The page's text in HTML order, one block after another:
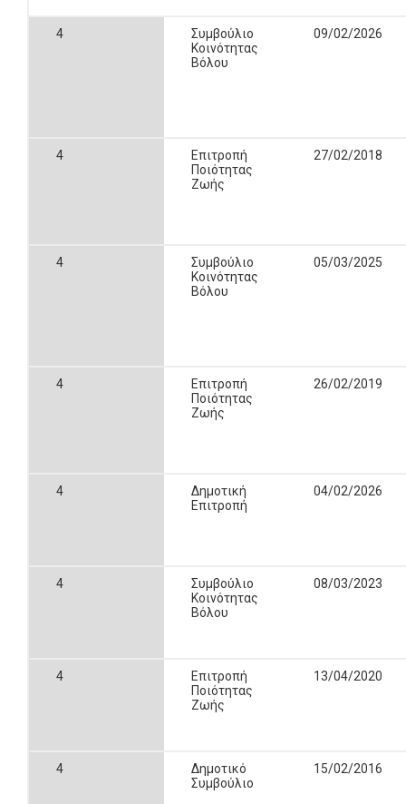
4
Συμβούλιο
Κοινότητας
Βόλου
09/02/2026
4
Επιτροπή
Ποιότητας
Ζωής
27/02/2018
4
Συμβούλιο
Κοινότητας
Βόλου
05/03/2025
4
Επιτροπή
Ποιότητας
Ζωής
26/02/2019
4
Δημοτική
Επιτροπή
04/02/2026
4
Συμβούλιο
Κοινότητας
Βόλου
08/03/2023
4
Επιτροπή
Ποιότητας
Ζωής
13/04/2020
4
Δημοτικό
Συμβούλιο
15/02/2016